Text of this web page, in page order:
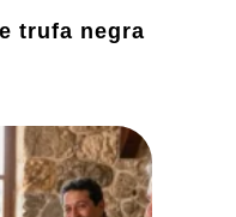
trufa negra